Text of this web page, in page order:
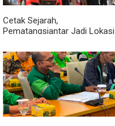
Cetak Sejarah,
Pematangsiantar Jadi Lokasi
2026